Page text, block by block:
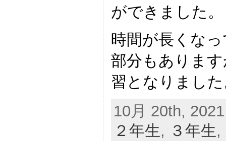
ができました。
時間が長くな
部分もありま
習となりまし
10月 20th,
２年生, ３年生,